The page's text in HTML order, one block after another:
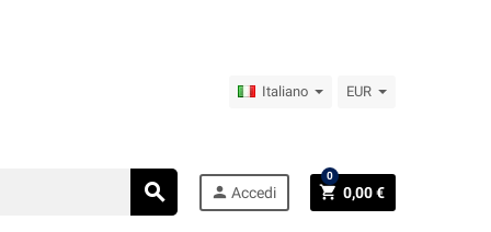
Italiano EUR
search person Accedi shopping_cart 0,00 €
0